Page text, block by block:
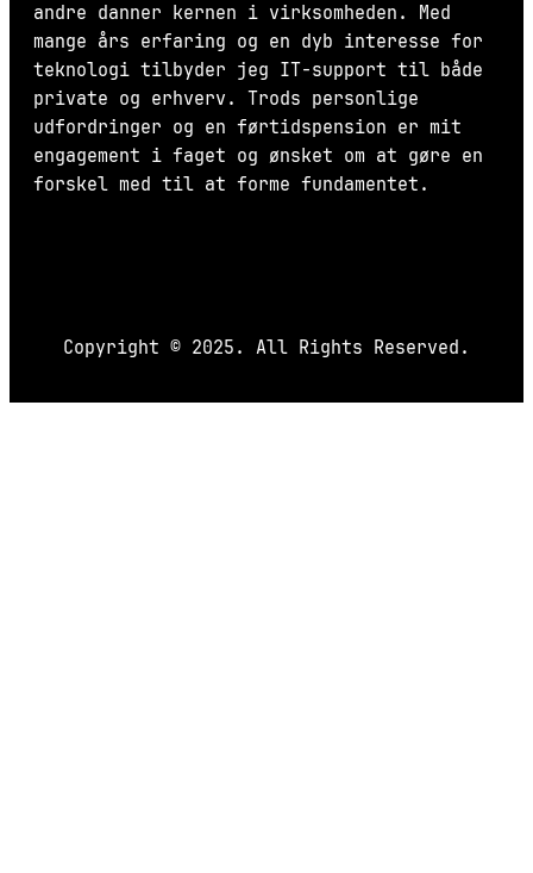
andre danner kernen i virksomheden. Med
mange års erfaring og en dyb interesse for
teknologi tilbyder jeg IT-support til både
private og erhverv. Trods personlige
udfordringer og en førtidspension er mit
engagement i faget og ønsket om at gøre en
forskel med til at forme fundamentet.
Copyright © 2025. All Rights Reserved.